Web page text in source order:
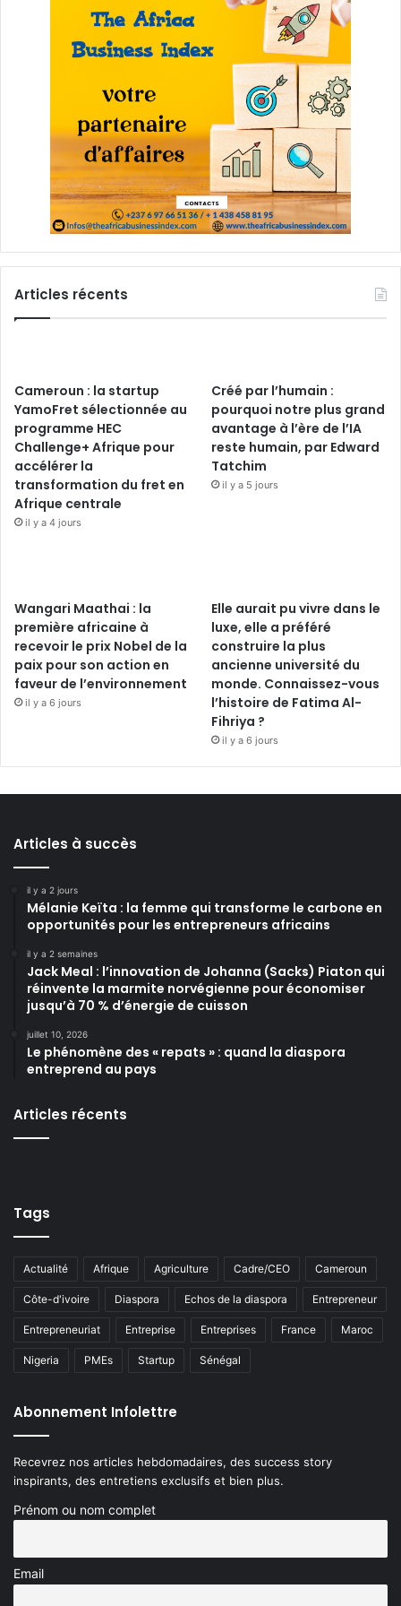
Articles récents
Cameroun : la startup
YamoFret sélectionnée au
programme HEC
Challenge+ Afrique pour
accélérer la
transformation du fret en
Afrique centrale
il y a 4 jours
Créé par l’humain :
pourquoi notre plus grand
avantage à l’ère de l’IA
reste humain, par Edward
Tatchim
il y a 5 jours
Wangari Maathai : la
première africaine à
recevoir le prix Nobel de la
paix pour son action en
faveur de l’environnement
il y a 6 jours
Elle aurait pu vivre dans le
luxe, elle a préféré
construire la plus
ancienne université du
monde. Connaissez-vous
l’histoire de Fatima Al-
Fihriya ?
il y a 6 jours
Articles à succès
il y a 2 jours
Mélanie Keïta : la femme qui transforme le carbone en
opportunités pour les entrepreneurs africains
il y a 2 semaines
Jack Meal : l’innovation de Johanna (Sacks) Piaton qui
réinvente la marmite norvégienne pour économiser
jusqu’à 70 % d’énergie de cuisson
juillet 10, 2026
Le phénomène des « repats » : quand la diaspora
entreprend au pays
Articles récents
Tags
Actualité Afrique Agriculture Cadre/CEO Cameroun
Côte-d'ivoire Diaspora Echos de la diaspora Entrepreneur
Entrepreneuriat Entreprise Entreprises France Maroc
Nigeria PMEs Startup Sénégal
Abonnement Infolettre
Recevrez nos articles hebdomadaires, des success story
inspirants, des entretiens exclusifs et bien plus.
Prénom ou nom complet
Email